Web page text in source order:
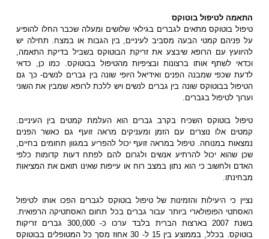
התאמה לטיפול בוטוקס
טיפול בוטוקס מתאים לגברים בגילאי שלושים ומעלה שכבר החלו להופיע
על פניהם קמטי הבעה מסביב לעיניים, בין הגבות או במצח. תחילה יש
להיוועץ עם הרופא שיבצע את זריקת הבוטוקס בשביל בדיקת התאמה,
וכדאי לשתף אותו ברצונות ובציפיות מהטיפול בבוטוקס. כמו כן, כדאי
לדעת שכפי שמבנה הפנים ואידיאל היופי שונה בין גברים לנשים- כך גם
הטיפול בבוטוקס שונה בין גברים לנשים ויש ללכת לרופא שמבין את השוני
וערוך לטיפול בגברים.
טיפול בוטוקס השכיח בקרב גברים הוא העלמת קמטים בין העיניים.
קמטים אלו נוצרים עם הזמן ומעניקים מראה זועף גם כאשר הפנים
נמצאות במנוחה. טיפול במראה זועף יכול להפריע במגוון תחומים בחיים,
שכן שהוא יכול להרתיע אנשים ולגרום להם לפתח דעות קדומות כלפי
האדם ולחשוב כי הוא נתון במצב רוח או עייפות שאינו תואם את המציאות
מבחינתו.
נציין כי היעילות והזמינות של טיפול בוטוקס לגברים הפכו אותו לטיפול
האסתטי הפופולארי ביותר עבור גברים בכל תחום האסתטיקה הרפואית.
בשנת 2007 בארצות הברית בלבד ערכו כ- 300,000 גברים זריקות
בוטוקס. בכלל, בממוצע בין 15 ל- 30 אחוז מסך כל המטופלים בבוטוקס